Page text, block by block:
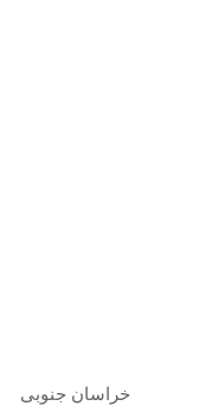
خراسان جنوبی